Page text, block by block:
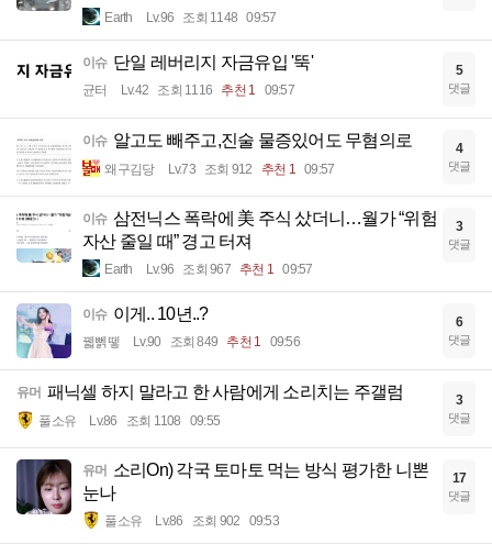
Earth Lv.96 조회 1148 09:57
이슈 단일 레버리지 자금유입 '뚝'
균터 Lv.42 조회 1116 추천 1 09:57
5
댓글
이슈 알고도 빼주고,진술 물증있어도 무혐의로
왜구김당 Lv.73 조회 912 추천 1 09:57
4
댓글
이슈 삼전닉스 폭락에 美 주식 샀더니…월가 “위험
자산 줄일 때” 경고 터져
Earth Lv.96 조회 967 추천 1 09:57
3
댓글
이슈 이게.. 10년..?
꿻뻵뗗 Lv.90 조회 849 추천 1 09:56
6
댓글
유머 패닉셀 하지 말라고 한 사람에게 소리치는 주갤럼
풀소유 Lv.86 조회 1108 09:55
3
댓글
유머 소리On) 각국 토마토 먹는 방식 평가한 니뽄
눈나
풀소유 Lv.86 조회 902 09:53
17
댓글